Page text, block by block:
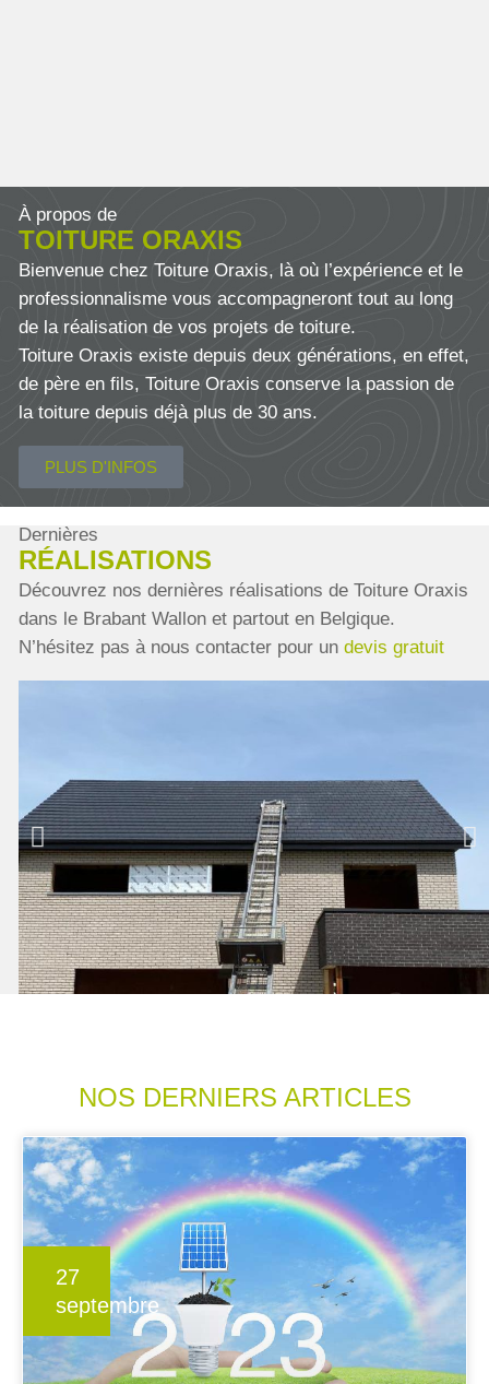
À propos de
TOITURE ORAXIS
Bienvenue chez Toiture Oraxis, là où l’expérience et le
professionnalisme vous accompagneront tout au long
de la réalisation de vos projets de toiture.
Toiture Oraxis existe depuis deux générations, en effet,
de père en fils, Toiture Oraxis conserve la passion de
la toiture depuis déjà plus de 30 ans.
PLUS D'INFOS
Dernières
RÉALISATIONS
Découvrez nos dernières réalisations de Toiture Oraxis
dans le Brabant Wallon et partout en Belgique.
N’hésitez pas à nous contacter pour un devis gratuit
NOS DERNIERS ARTICLES
27
septembre